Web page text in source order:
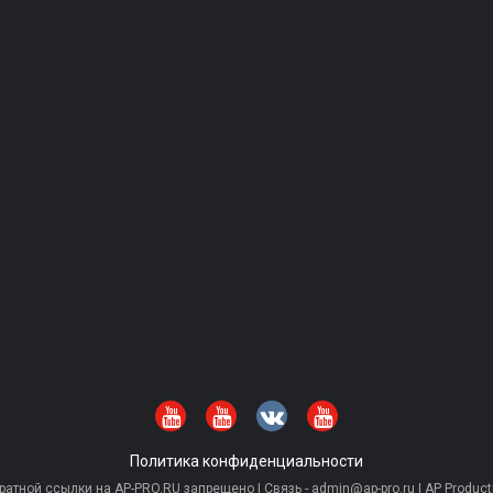
Политика конфиденциальности
ссылки на AP-PRO.RU запрещено | Связь - admin@ap-pro.ru | AP